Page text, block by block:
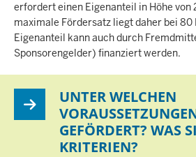
erfordert einen Eigenanteil in Höhe von
maximale Fördersatz liegt daher bei 80
Eigenanteil kann auch durch
Sponsorengelder) finanziert werden.
UNTER WELCHEN
GEFÖRDERT? WAS
KRITERIEN?